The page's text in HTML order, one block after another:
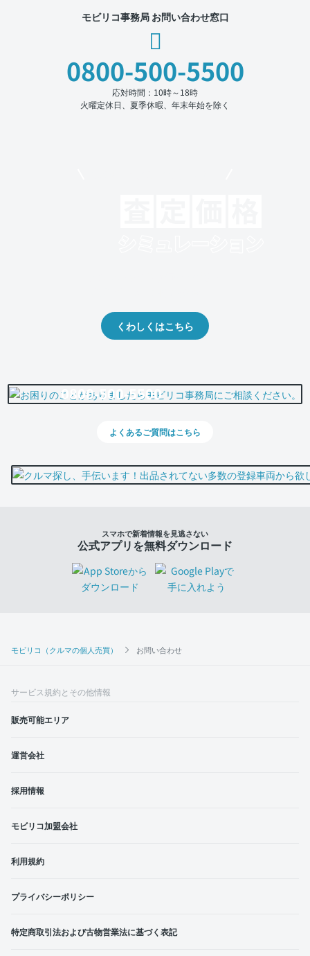
モビリコ（クルマの個人売買） お問い合わせ
モビリコ事務局 お問い合わせ窓口
0800-500-5500
応対時間：10時～18時
火曜定休日、夏季休暇、年末年始を除く
くわしくはこちら
0800-500-5500
よくあるご質問はこちら
スマホで新着情報を見逃さない
公式アプリを無料ダウンロード
サービス規約とその他情報
販売可能エリア
運営会社
採用情報
モビリコ加盟会社
利用規約
プライバシーポリシー
特定商取引法および古物営業法に基づく表記